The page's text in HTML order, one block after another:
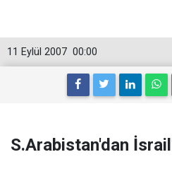
00:00
11 Eylül 2007
S.Arabistan'dan